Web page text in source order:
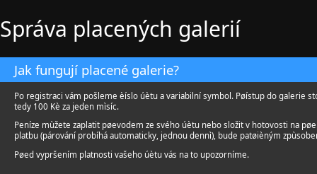
Správa placených galerií
Jak fungují placené galerie?
Po registraci vám pošleme èíslo úètu a variabilní symbol. Pøístup do galerie
tedy 100 Kè za jeden mìsíc.
Peníze mùžete zaplatit pøevodem ze svého úètu nebo složit v hotovosti na
platbu (párování probíhá automaticky, jednou dennì), bude patøièným
Pøed vypršením platnosti vašeho úètu vás na to upozorníme.